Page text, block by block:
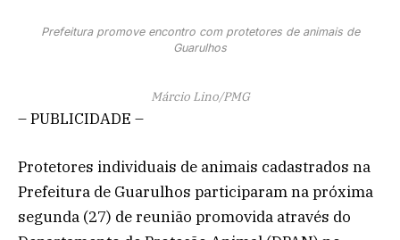
Prefeitura promove encontro com protetores de animais de
Guarulhos
Márcio Lino/PMG
– PUBLICIDADE –
Protetores individuais de animais cadastrados na
Prefeitura de Guarulhos participaram na próxima
segunda (27) de reunião promovida através do